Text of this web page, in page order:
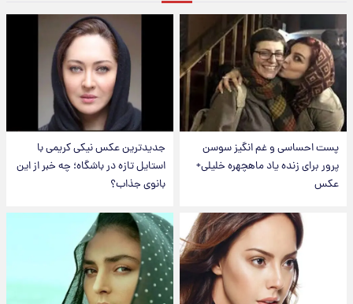
پست احساسی و غم انگیز سوسن
پرور برای زنده یاد ماهچهره خلیلی+
عکس
جدیدترین عکس نیکی کریمی با
استایل تازه در باشگاه؛ چه خبر از این
بانوی جذاب؟